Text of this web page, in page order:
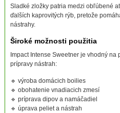
Sladké zložky patria medzi obľúbené
ďalších kaprovitých rýb, pretože
nástrahy.
Široké možnosti použitia
Impact Intense Sweetner je vhodný na
prípravy nástrah:
🔹 výroba domácich boilies
🔹 obohatenie vnadiacich zmesí
🔹 príprava dipov a namáčadiel
🔹 úprava peliet a nástrah